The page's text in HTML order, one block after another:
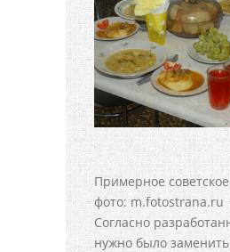
Примерное
фото: m.fotostrana.ru
Согласно
нужно было